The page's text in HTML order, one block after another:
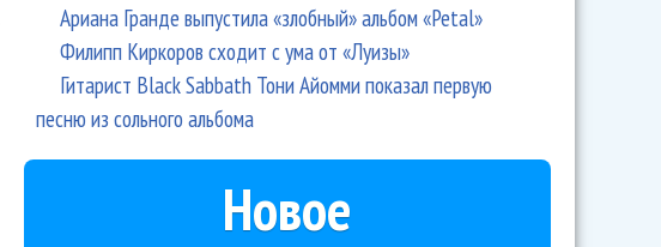
Ариана Гранде выпустила «злобный» альбом «Petal»
Филипп Киркоров сходит с ума от «Луизы»
Гитарист Black Sabbath Тони Айомми показал первую
песню из сольного альбома
Новое